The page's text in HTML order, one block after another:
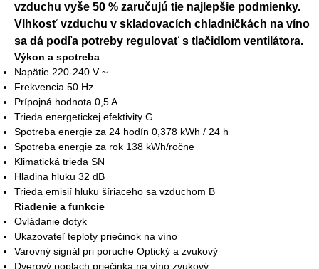
vzduchu vyše 50 % zaručujú tie najlepšie podmienky.
Vlhkosť vzduchu v skladovacích chladničkách na víno
sa dá podľa potreby regulovať s tlačidlom ventilátora.
Výkon a spotreba
Napätie 220-240 V ~
Frekvencia 50 Hz
Prípojná hodnota 0,5 A
Trieda energetickej efektivity G
Spotreba energie za 24 hodín 0,378 kWh / 24 h
Spotreba energie za rok 138 kWh/ročne
Klimatická trieda SN
Hladina hluku 32 dB
Trieda emisií hluku šíriaceho sa vzduchom B
Riadenie a funkcie
Ovládanie dotyk
Ukazovateľ teploty priečinok na víno
Varovný signál pri poruche Optický a zvukový
Dverový poplach priečinka na víno zvukový